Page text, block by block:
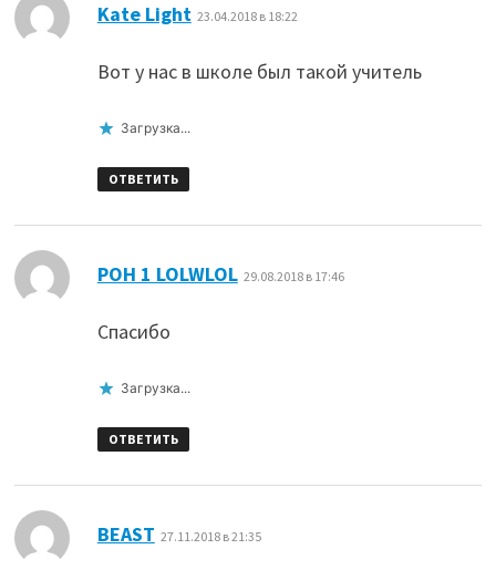
Kate Light 23.04.2018 в 18:22
Вот у нас в школе был такой учитель
Загрузка...
ОТВЕТИТЬ
РОН 1 LOLWLOL 29.08.2018 в 17:46
Спасибо
Загрузка...
ОТВЕТИТЬ
BEAST 27.11.2018 в 21:35